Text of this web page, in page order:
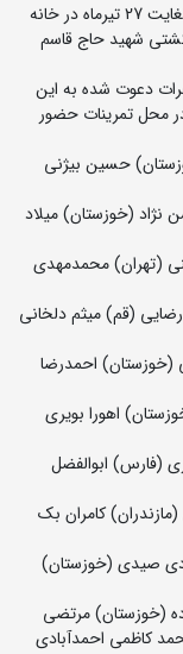
اردوی تیم ملی کشتی فرنگی بزرگسالان روزهای 18 لغایت 27 تیرماه در خانه
شهید حاج قاسم
دعوت شده به این
15 روز پنجشنبه 18 تیرماه در محل تمرینات حضور
حسین بیژنی
نژاد (خوزستان) میلاد
(تهران) محمدمهدی
(قم) میثم دلخانی
(خوزستان) احمدرضا
اهورا بویری
(فارس) ابوالفضل
کامران بک
صیدی (خوزستان)
(خوزستان) مرتضی
کاظمی احمدآبادی